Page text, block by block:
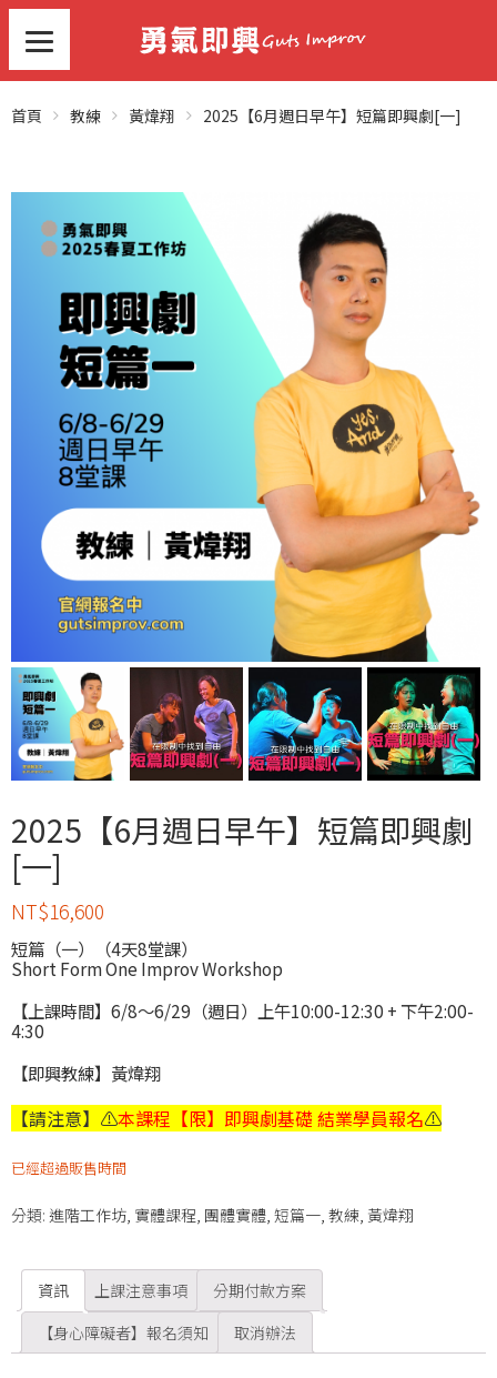
首頁 教練 黃煒翔 2025【6月週日早午】短篇即興劇[一]
2025【6月週日早午】短篇即興劇
[一]
NT$16,600
短篇（一）（4天8堂課）
Short Form One Improv Workshop
【上課時間】6/8～6/29（週日）上午10:00-12:30 + 下午2:00-
4:30
【即興教練】黃煒翔
【請注意】 ⚠️本課程【限】即興劇基礎 結業學員報名⚠️
已經超過販售時間
分類: 進階工作坊 實體課程 團體實體 短篇一 教練 黃煒翔
資訊 上課注意事項
分期付款方案
【身心障礙者】報名須知
取消辦法